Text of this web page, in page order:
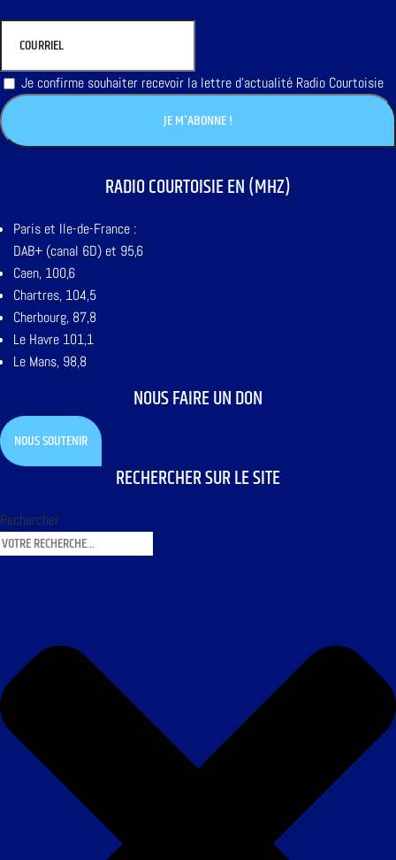
Je confirme souhaiter recevoir la lettre d'actualité Radio Courtoisie
RADIO COURTOISIE EN (MHZ)
Paris et Ile-de-France :
DAB+ (canal 6D) et 95,6
Caen, 100,6
Chartres, 104,5
Cherbourg, 87,8
Le Havre 101,1
Le Mans, 98,8
NOUS FAIRE UN DON
NOUS SOUTENIR
RECHERCHER SUR LE SITE
Rechercher